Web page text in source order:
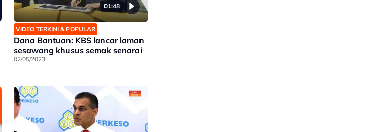
01:48
VIDEO TERKINI & POPULAR
Dana Bantuan: KBS lancar laman
sesawang khusus semak senarai
02/05/2023